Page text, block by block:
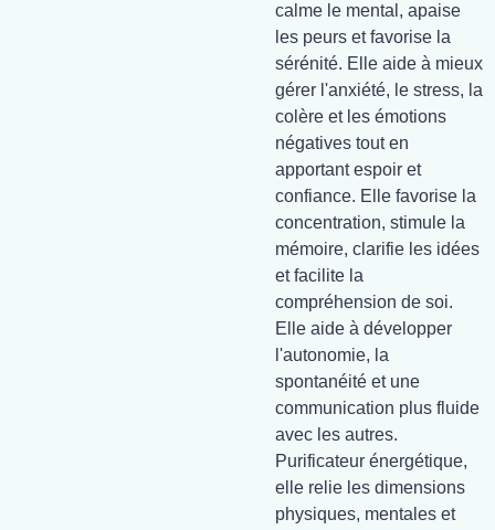
calme le mental, apaise
les peurs et favorise la
sérénité. Elle aide à mieux
gérer l'anxiété, le stress, la
colère et les émotions
négatives tout en
apportant espoir et
confiance. Elle favorise la
concentration, stimule la
mémoire, clarifie les idées
et facilite la
compréhension de soi.
Elle aide à développer
l'autonomie, la
spontanéité et une
communication plus fluide
avec les autres.
Purificateur énergétique,
elle relie les dimensions
physiques, mentales et